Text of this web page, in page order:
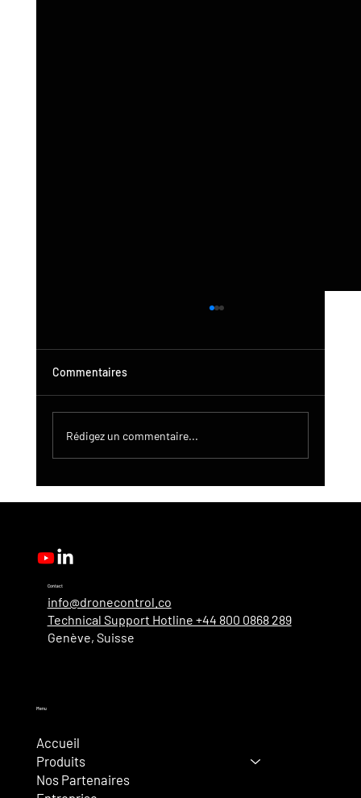
Commentaires
Rédigez un commentaire...
Contact
info@dronecontrol.co
Technical Support Hotline +44 800 0868 289
Genève, Suisse
Menu
Accueil
Produits
Nos Partenaires